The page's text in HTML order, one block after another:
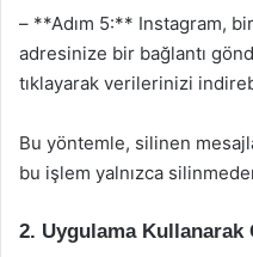
– **Adım 5:** Instagram,
adresinize bir bağlantı
tıklayarak verilerinizi
Bu yöntemle, silinen
bu işlem yalnızca
2. Uygulama Kullanarak